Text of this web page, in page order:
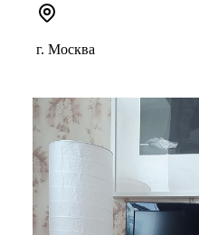
г. Москва